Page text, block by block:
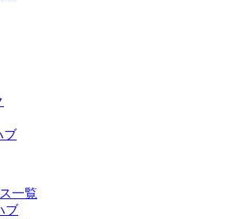
ブ
一覧
ブ